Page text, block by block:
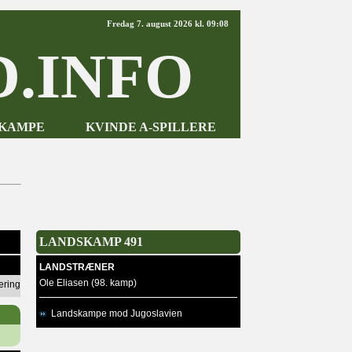
Fredag 7. august 2026 kl. 09:08
KVINDE A-SPILLERE
LANDSKAMP 491
LANDSTRÆNER
Ole Eliasen (98. kamp)
Landskampe mod Jugoslavien